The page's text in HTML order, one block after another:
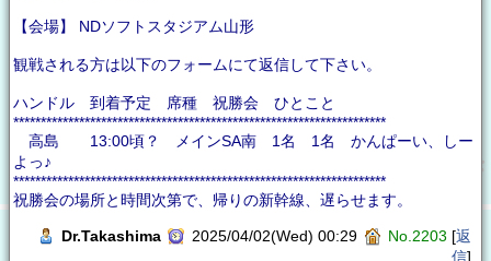
【会場】 NDソフトスタジアム山形
観戦される方は以下のフォームにて返信して下さい。
ハンドル 到着予定 席種 祝勝会 ひとこと
********************************************************************
高島 13:00頃？ メインSA南 1名 1名 かんぱーい、しー
よっ♪
********************************************************************
祝勝会の場所と時間次第で、帰りの新幹線、遅らせます。
Dr.Takashima 2025/04/02(Wed) 00:29 No.2203 [返
信]